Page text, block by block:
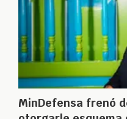
MinDefensa frenó